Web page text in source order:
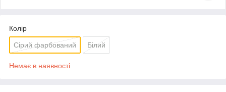
Колір
Сірий фарбований Білий
Немає в наявності